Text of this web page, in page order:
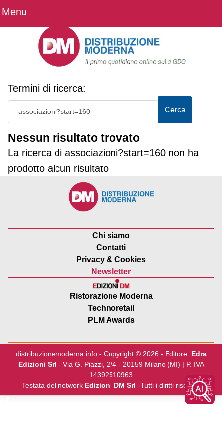
Menu
Modulo di ricerca
Termini di ricerca:
Cerca
Nessun risultato trovato
La ricerca di associazioni?start=160 non ha
prodotto alcun risultato
Chi siamo
Contatti
Privacy & Cookies
Newsletter
Ristorazione Moderna
Technoretail
PLM Awards
distribuzionemoderna.info - Copyright © 2026 - Editore: Edra
Edizioni Srl - Via G. Piazzi, 2/4 - 20159 Milano (MI) | P. IVA
14392510963
Testata del network Edizioni DM Srl -Tutti i diritti riservati